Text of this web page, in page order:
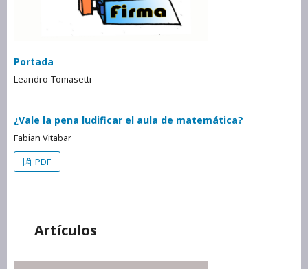
Portada
Leandro Tomasetti
¿Vale la pena ludificar el aula de matemática?
Fabian Vitabar
PDF
Artículos